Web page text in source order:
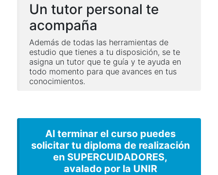
Un tutor personal te
acompaña
Además de todas las herramientas de
estudio que tienes a tu disposición, se te
asigna un tutor que te guía y te ayuda en
todo momento para que avances en tus
conocimientos.
Al terminar el curso puedes
solicitar tu diploma de realización
en SUPERCUIDADORES,
avalado por la UNIR